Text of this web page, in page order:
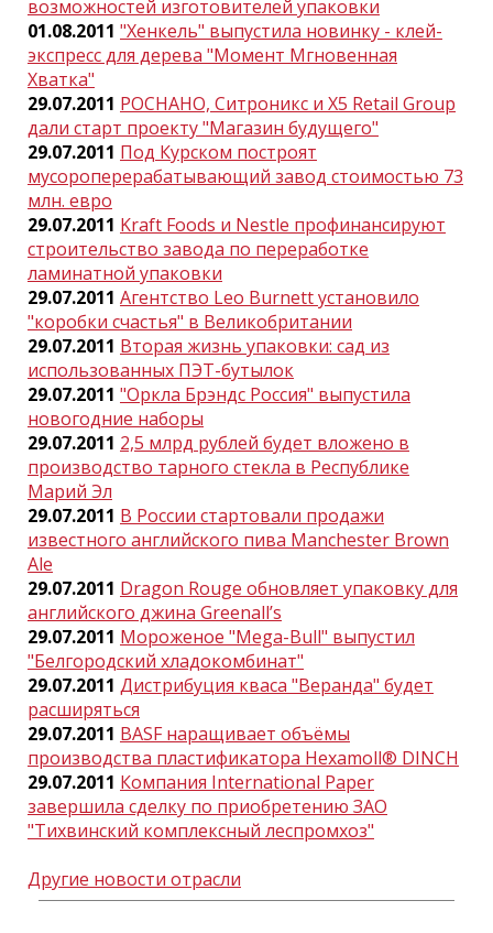
возможностей изготовителей упаковки
01.08.2011 "Хенкель" выпустила новинку - клей-
экспресс для дерева "Момент Мгновенная
Хватка"
29.07.2011 РОСНАНО, Ситроникс и X5 Retail Group
дали старт проекту "Магазин будущего"
29.07.2011 Под Курском построят
мусороперерабатывающий завод стоимостью 73
млн. евро
29.07.2011 Kraft Foods и Nestle профинансируют
строительство завода по переработке
ламинатной упаковки
29.07.2011 Агентство Leo Burnett установило
"коробки счастья" в Великобритании
29.07.2011 Вторая жизнь упаковки: сад из
использованных ПЭТ-бутылок
29.07.2011 "Оркла Брэндс Россия" выпустила
новогодние наборы
29.07.2011 2,5 млрд рублей будет вложено в
производство тарного стекла в Республике
Марий Эл
29.07.2011 В России стартовали продажи
известного английского пива Manchester Brown
Ale
29.07.2011 Dragon Rouge обновляет упаковку для
английского джина Greenall’s
29.07.2011 Мороженое "Mega-Bull" выпустил
"Белгородский хладокомбинат"
29.07.2011 Дистрибуция кваса "Веранда" будет
расширяться
29.07.2011 BASF наращивает объёмы
производства пластификатора Hexamoll® DINCH
29.07.2011 Компания International Paper
завершила сделку по приобретению ЗАО
"Тихвинский комплексный леспромхоз"
Другие новости отрасли